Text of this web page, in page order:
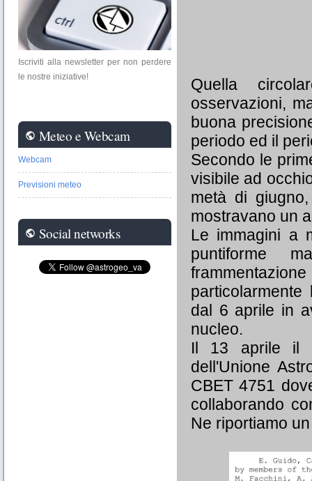
Iscriviti alla newsletter per non perdere
le nostre iniziative!
public Meteo e Webcam
Webcam
Previsioni meteo
public Social networks
Quella
osservazioni,
buona
periodo ed il
Secondo le
visibile ad
metà di
mostravano un
Le immagini a
puntiforme
dal 6 aprile in
nucleo.
Il 13 aprile il
dell'Unione
CBET 4751
collaborando
Ne riportiamo